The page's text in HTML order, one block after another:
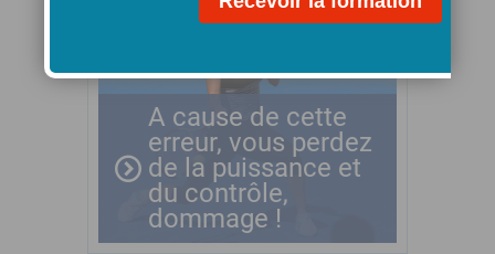
A cause de cette
erreur, vous perdez
de la puissance et
du contrôle,
dommage !